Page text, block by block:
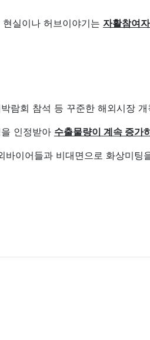
실이나 허브이야기는 자활참여
람회 참석 등 꾸준한 해외시장
인정받아 수출물량이 계속 증가
이어들과 비대면으로 화상미팅